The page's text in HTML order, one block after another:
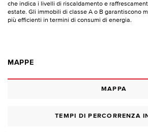
che indica i livelli di riscaldamento e
estate. Gli immobili di classe A o B garantiscono
più efficienti in termini di consumi di energia.
MAPPE
MAPPA
TEMPI DI PERCORRENZA